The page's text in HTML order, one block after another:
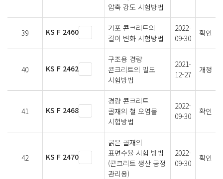
압축 강도 시험방법
39 KS F 2460
기포 콘크리트의
길이 변화 시험방법
2022-
09-30
확인
40 KS F 2462
구조용 경량
콘크리트의 밀도
시험방법
2021-
12-27
개정
41 KS F 2468
경량 콘크리트
골재의 철 오염물
시험방법
2022-
09-30
확인
42 KS F 2470
굵은 골재의
표면수율 시험 방법
(콘크리트 생산 공정
관리용)
2022-
09-30
확인